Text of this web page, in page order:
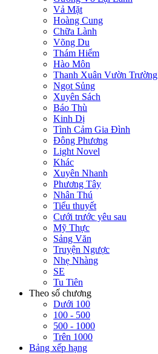
Vả Mặt
Hoàng Cung
Chữa Lành
Võng Du
Thám Hiểm
Hào Môn
Thanh Xuân Vườn Trường
Ngọt Sủng
Xuyên Sách
Báo Thù
Kinh Dị
Tình Cảm Gia Đình
Đông Phương
Light Novel
Khác
Xuyên Nhanh
Phương Tây
Nhân Thú
Tiểu thuyết
Cưới trước yêu sau
Mỹ Thực
Sảng Văn
Truyện Ngược
Nhẹ Nhàng
SE
Tu Tiên
Theo số chương
Dưới 100
100 - 500
500 - 1000
Trên 1000
Bảng xếp hạng